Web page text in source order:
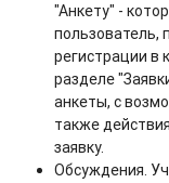
"Анкету" -
пользователь,
регистрации в
разделе
анкеты, с
также
заявку.
Обсуждения.